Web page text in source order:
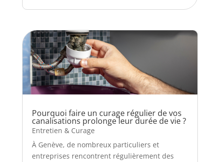
Pourquoi faire un curage régulier de vos
canalisations prolonge leur durée de vie ?
Entretien & Curage
À Genève, de nombreux particuliers et
entreprises rencontrent régulièrement des